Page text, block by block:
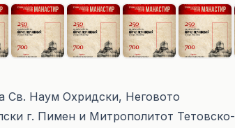
Св. Наум Охридски, Неговото
г. Пимен и Митрополитот Тетовско-